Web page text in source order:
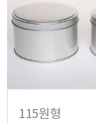
115원형